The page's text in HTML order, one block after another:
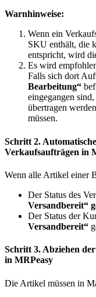
Warnhinweise:
Wenn ein
SKU enthält, die
entspricht, wird
Es wird
Falls sich dort
Bearbeitung“
eingegangen
übertragen
müssen.
Schritt 2.
Verkaufsaufträgen in
Wenn alle Artikel einer
Der Status des
Versandbereit“
Der Status der
Versandbereit“
Schritt 3. Abziehen
in MRPeasy
Die Artikel müssen in